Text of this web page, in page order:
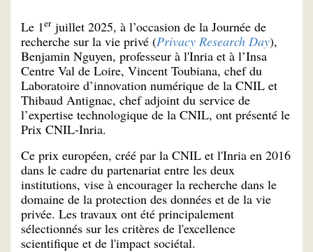
Le 1er juillet 2025, à l’occasion de la Journée de
recherche sur la vie privé (Privacy Research Day),
Benjamin Nguyen, professeur à l'Inria et à l’Insa
Centre Val de Loire, Vincent Toubiana, chef du
Laboratoire d’innovation numérique de la CNIL et
Thibaud Antignac, chef adjoint du service de
l’expertise technologique de la CNIL, ont présenté le
Prix CNIL-Inria.
Ce prix européen, créé par la CNIL et l'Inria en 2016
dans le cadre du partenariat entre les deux
institutions, vise à encourager la recherche dans le
domaine de la protection des données et de la vie
privée. Les travaux ont été principalement
sélectionnés sur les critères de l'excellence
scientifique et de l'impact sociétal.